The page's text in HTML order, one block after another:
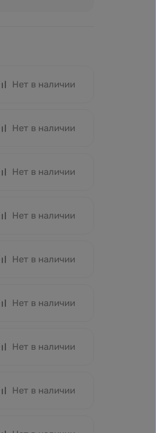
Нет в наличии
Нет в наличии
Нет в наличии
Нет в наличии
Нет в наличии
Нет в наличии
Нет в наличии
Нет в наличии